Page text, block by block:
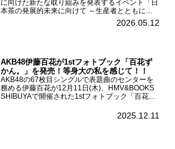
に向けた新たな取り組みを発表するイベント「日
本茶の発展的未来に向けて ～生産者とともに。
日本茶を世界へ～」を開催。イベントには伊藤園
のCMキャラクターを務める有村架純、伊藤園よ
2026.05.12
AKB48伊藤百花が1stフォトブック「百花ず
かん。」を発売！等身大の私を感じて！！
AKB48の67枚目シングルで表題曲のセンターを
務める伊藤百花が12月11日(木)、HMV&BOOKS
SHIBUYAで開催された1stフォトブック「百花ず
した。AKB48伊藤百花1stフォトブッ...2025.12.11